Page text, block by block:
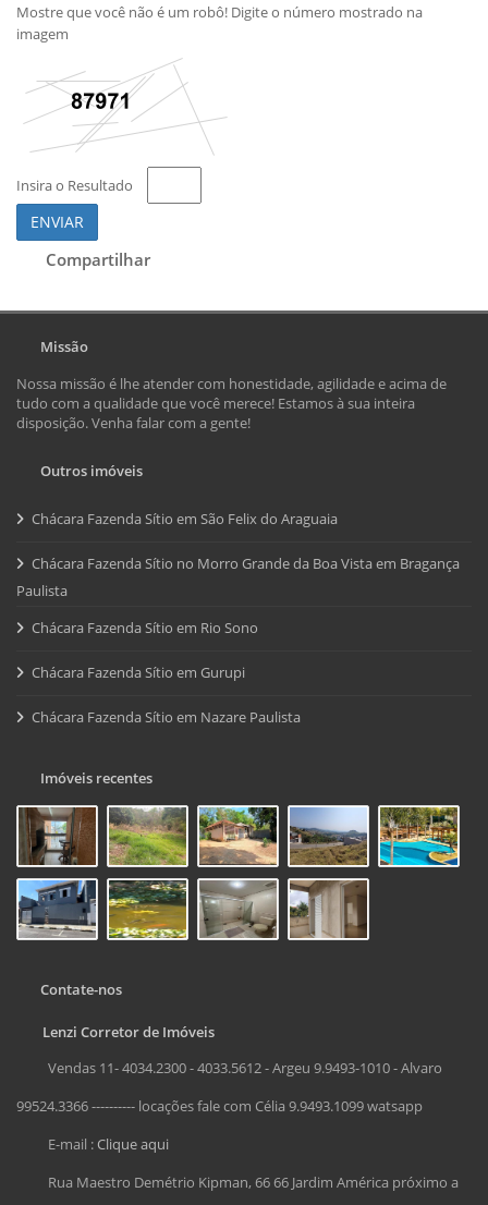
Mostre que você não é um robô! Digite o número mostrado na
imagem
Insira o Resultado
ENVIAR
Compartilhar
Missão
Nossa missão é lhe atender com honestidade, agilidade e acima de
tudo com a qualidade que você merece! Estamos à sua inteira
disposição. Venha falar com a gente!
Outros imóveis
Chácara Fazenda Sítio em São Felix do Araguaia
Chácara Fazenda Sítio no Morro Grande da Boa Vista em Bragança
Paulista
Chácara Fazenda Sítio em Rio Sono
Chácara Fazenda Sítio em Gurupi
Chácara Fazenda Sítio em Nazare Paulista
Imóveis recentes
Contate-nos
Lenzi Corretor de Imóveis
Vendas 11- 4034.2300 - 4033.5612 - Argeu 9.9493-1010 - Alvaro
99524.3366 ---------- locações fale com Célia 9.9493.1099 watsapp
E-mail :Clique aqui
Rua Maestro Demétrio Kipman, 66 66 Jardim América próximo a